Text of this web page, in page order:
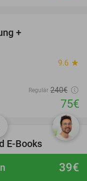
39€
+
9.6 star
Regulär 240€
75€
100%
favorite_border
E-Books